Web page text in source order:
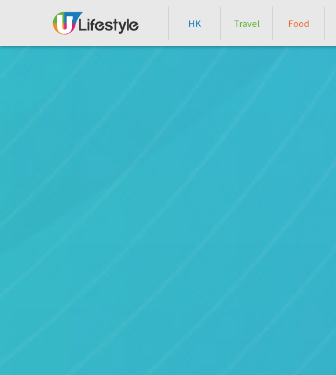
HK Travel Food